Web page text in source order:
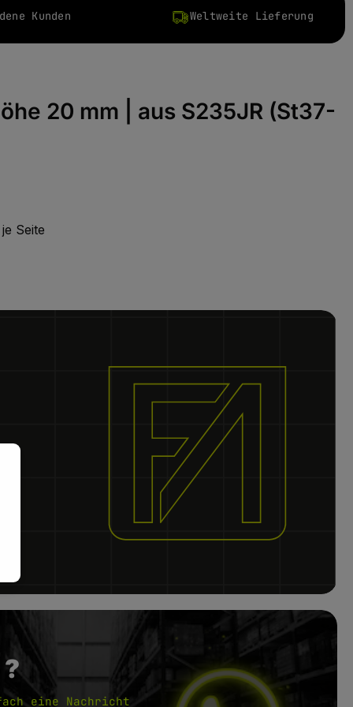
Kunden Weltweite Lieferung
20 mm | aus S235JR (St37-
Seite
eine Nachricht